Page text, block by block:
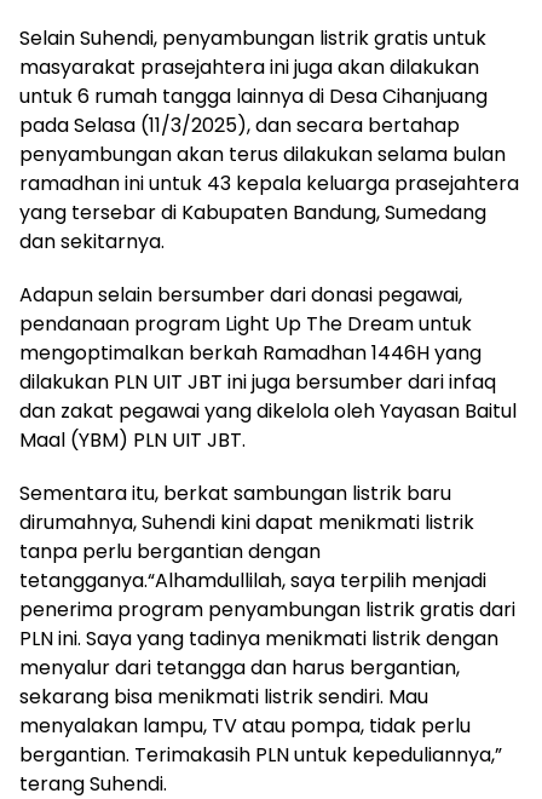
Selain Suhendi, penyambungan listrik gratis untuk
masyarakat prasejahtera ini juga akan dilakukan
untuk 6 rumah tangga lainnya di Desa Cihanjuang
pada Selasa (11/3/2025), dan secara bertahap
penyambungan akan terus dilakukan selama bulan
ramadhan ini untuk 43 kepala keluarga prasejahtera
yang tersebar di Kabupaten Bandung, Sumedang
dan sekitarnya.
Adapun selain bersumber dari donasi pegawai,
pendanaan program Light Up The Dream untuk
mengoptimalkan berkah Ramadhan 1446H yang
dilakukan PLN UIT JBT ini juga bersumber dari infaq
dan zakat pegawai yang dikelola oleh Yayasan Baitul
Maal (YBM) PLN UIT JBT.
Sementara itu, berkat sambungan listrik baru
dirumahnya, Suhendi kini dapat menikmati listrik
tanpa perlu bergantian dengan
tetangganya.“Alhamdullilah, saya terpilih menjadi
penerima program penyambungan listrik gratis dari
PLN ini. Saya yang tadinya menikmati listrik dengan
menyalur dari tetangga dan harus bergantian,
sekarang bisa menikmati listrik sendiri. Mau
menyalakan lampu, TV atau pompa, tidak perlu
bergantian. Terimakasih PLN untuk kepeduliannya,”
terang Suhendi.